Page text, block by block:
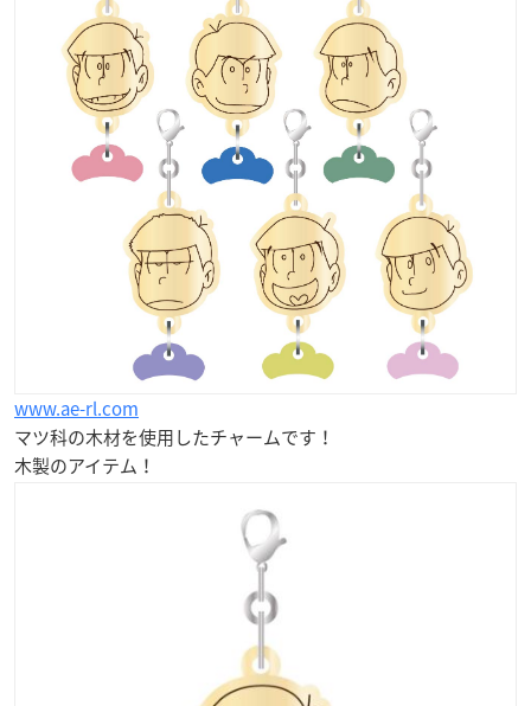
www.ae-rl.com
マツ科の木材を使用したチャームです！
木製のアイテム！